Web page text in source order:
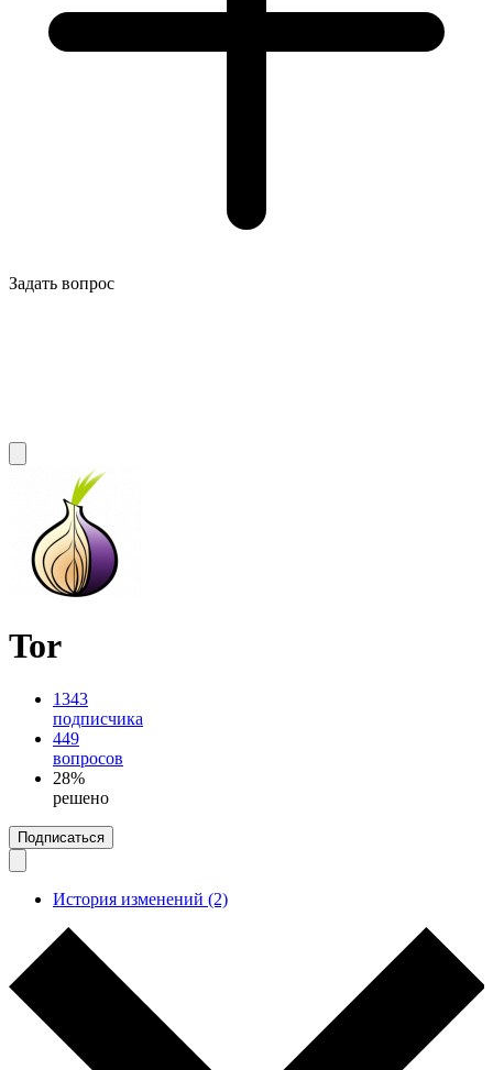
Задать вопрос
Tor
1343
подписчика
449
вопросов
28%
решено
Подписаться
История изменений (2)